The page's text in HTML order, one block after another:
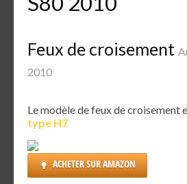
Feux de croisement
2010
Le modèle de feux de croisement
type H7
ACHETER SUR AMAZON